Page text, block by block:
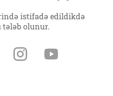
istifadə edildikdə
tələb olunur.